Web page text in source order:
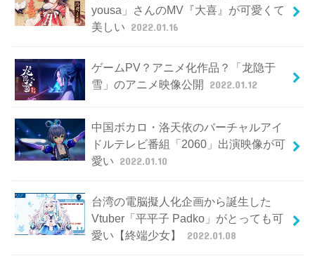
yousa」さんのMV『大喜』が可愛くて
美しい 2022.01.16
ゲームPV？アニメ化作品？「龙隐于
雪」のアニメ映像公開 2022.01.12
中国ボカロ・洛天依のバーチャルアイ
ドルテレビ番組「2060」出演映像が可
愛い 2022.01.10
台湾の電脳擬人化企画から誕生した
Vtuber「平平子 Padko」がとっても可
愛い【終端少女】
2022.01.08